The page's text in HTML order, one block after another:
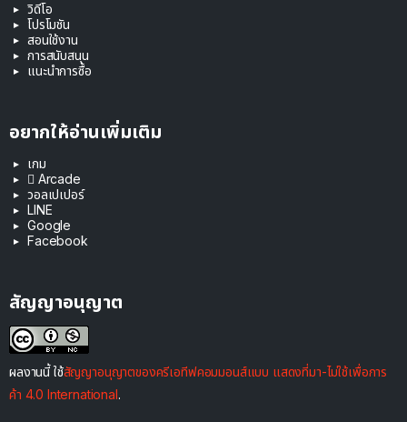
วิดีโอ
โปรโมชัน
สอนใช้งาน
การสนับสนุน
แนะนำการซื้อ
อยากให้อ่านเพิ่มเติม
เกม
 Arcade
วอลเปเปอร์
LINE
Google
Facebook
สัญญาอนุญาต
ผลงานนี้ ใช้สัญญาอนุญาตของครีเอทีฟคอมมอนส์แบบ แสดงที่มา-ไม่ใช้เพื่อการ
ค้า 4.0 International.